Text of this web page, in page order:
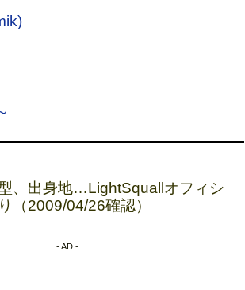
、出身地…LightSquallオフィシ
（2009/04/26確認）
- AD -